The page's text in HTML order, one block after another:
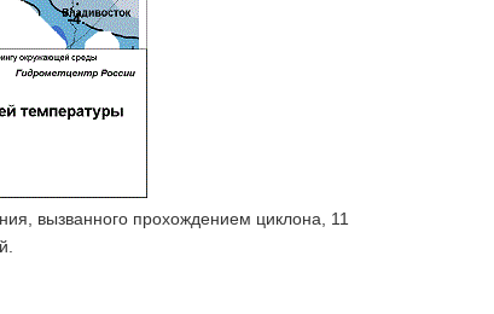
вызванного прохождением циклона, 11